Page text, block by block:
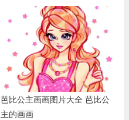
芭比公主画画图片大全 芭比公
主的画画